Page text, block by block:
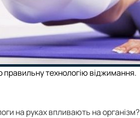
правильну технологію віджимання.
на руках впливають на організм?